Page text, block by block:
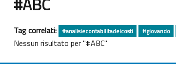
Tag correlati: #analisiecontabilitadeicosti #giovando
Nessun risultato per "#ABC"